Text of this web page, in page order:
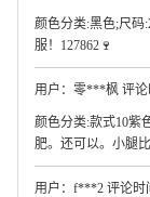
颜色分类:黑色;尺码
服！127862🍷
用户：零***枫 评论
颜色分类:款式10紫
肥。还可以。小腿
用户：f***2 评论时